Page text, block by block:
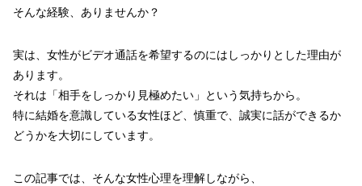
そんな経験、ありませんか？
実は、女性がビデオ通話を希望するのにはしっかりとした理由が
あります。
それは「相手をしっかり見極めたい」という気持ちから。
特に結婚を意識している女性ほど、慎重で、誠実に話ができるか
どうかを大切にしています。
この記事では、そんな女性心理を理解しながら、